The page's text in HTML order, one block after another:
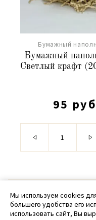
Бумажный
Бумажный
Светлый крафт
95
©
+ 7
Мы используем cookies
большего удобства его
использовать сайт, Вы